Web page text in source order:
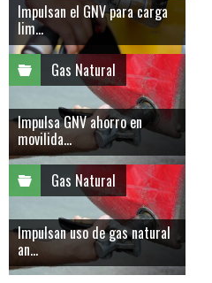
Impulsan el GNV para carga
lim...
Gas Natural
Impulsa GNV ahorro en
movilida...
Gas Natural
Impulsan uso de gas natural
an...